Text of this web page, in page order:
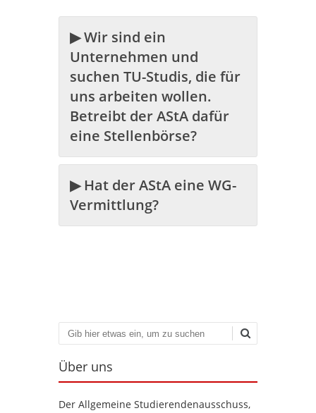
▶ Wir sind ein
Unternehmen und
suchen TU-Studis, die für
uns arbeiten wollen.
Betreibt der AStA dafür
eine Stellenbörse?
▶ Hat der AStA eine WG-
Vermittlung?
Suchen
Über uns
Der Allgemeine Studierendenausschuss,